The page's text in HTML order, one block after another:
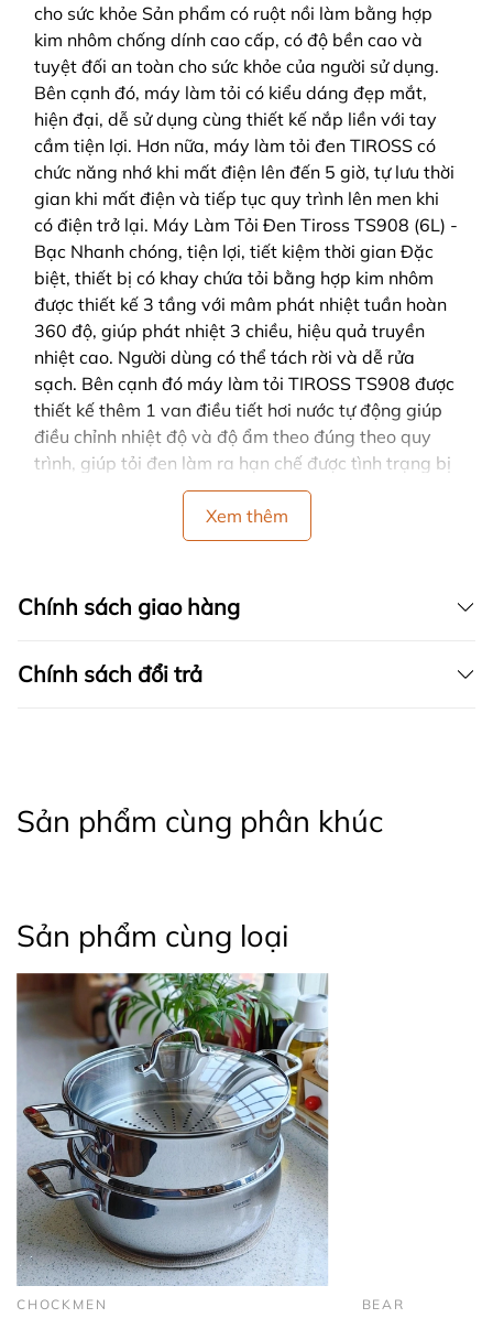
cho sức khỏe Sản phẩm có ruột nồi làm bằng hợp
kim nhôm chống dính cao cấp, có độ bền cao và
tuyệt đối an toàn cho sức khỏe của người sử dụng.
Bên cạnh đó, máy làm tỏi có kiểu dáng đẹp mắt,
hiện đại, dễ sử dụng cùng thiết kế nắp liền với tay
cầm tiện lợi. Hơn nữa, máy làm tỏi đen TIROSS có
chức năng nhớ khi mất điện lên đến 5 giờ, tự lưu thời
gian khi mất điện và tiếp tục quy trình lên men khi
có điện trở lại. Máy Làm Tỏi Đen Tiross TS908 (6L) -
Bạc Nhanh chóng, tiện lợi, tiết kiệm thời gian Đặc
biệt, thiết bị có khay chứa tỏi bằng hợp kim nhôm
được thiết kế 3 tầng với mâm phát nhiệt tuần hoàn
360 độ, giúp phát nhiệt 3 chiều, hiệu quả truyền
nhiệt cao. Người dùng có thể tách rời và dễ rửa
sạch. Bên cạnh đó máy làm tỏi TIROSS TS908 được
thiết kế thêm 1 van điều tiết hơi nước tự động giúp
điều chỉnh nhiệt độ và độ ẩm theo đúng theo quy
trình, giúp tỏi đen làm ra hạn chế được tình trạng bị
ướt và nhão sau mỗi lần lên men. Máy Làm Tỏi Đen
Tiross TS908 (6L) - Bạc Thao tác dễ dàng với 1 nút
ấn Máy làm tỏi đen TIROSS TS908 được sử dụng
2kg. Đặc biệt, toàn bộ quá trình lên men tỏi sẽ được
thực hiện hoàn toàn tự động chỉ bằng 1 nút ấn
gian. Công việc của bạn là chờ đợi ngày tỏi lên men
Xem thêm
Chính sách giao hàng
Chính sách đổi trả
Sản phẩm cùng phân khúc
Sản phẩm cùng loại
CHOCKMEN BEAR